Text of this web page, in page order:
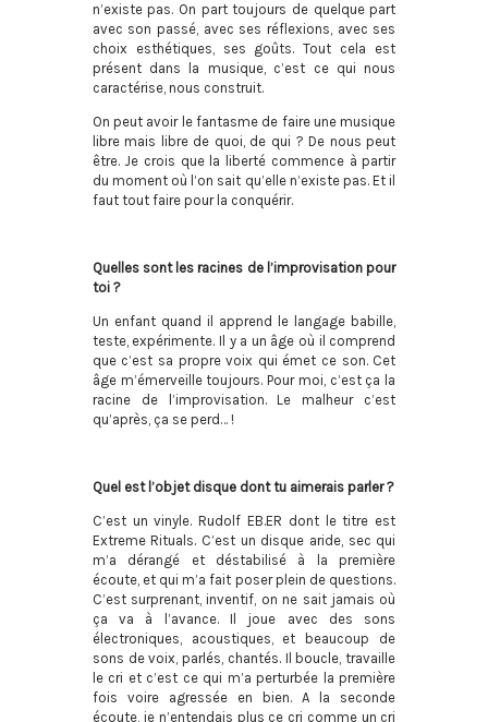
n’existe pas. On part toujours de quelque part
avec son passé, avec ses réflexions, avec ses
choix esthétiques, ses goûts. Tout cela est
présent dans la musique, c’est ce qui nous
caractérise, nous construit.
On peut avoir le fantasme de faire une musique
libre mais libre de quoi, de qui ? De nous peut
être. Je crois que la liberté commence à partir
du moment où l’on sait qu’elle n’existe pas. Et il
faut tout faire pour la conquérir.
Quelles sont les racines de l’improvisation pour
toi ?
Un enfant quand il apprend le langage babille,
teste, expérimente. Il y a un âge où il comprend
que c’est sa propre voix qui émet ce son. Cet
âge m’émerveille toujours. Pour moi, c’est ça la
racine de l’improvisation. Le malheur c’est
qu’après, ça se perd… !
Quel est l’objet disque dont tu aimerais parler ?
C’est un vinyle. Rudolf EB.ER dont le titre est
Extreme Rituals. C’est un disque aride, sec qui
m’a dérangé et déstabilisé à la première
écoute, et qui m’a fait poser plein de questions.
C’est surprenant, inventif, on ne sait jamais où
ça va à l’avance. Il joue avec des sons
électroniques, acoustiques, et beaucoup de
sons de voix, parlés, chantés. Il boucle, travaille
le cri et c’est ce qui m’a perturbée la première
fois voire agressée en bien. A la seconde
écoute, je n’entendais plus ce cri comme un cri